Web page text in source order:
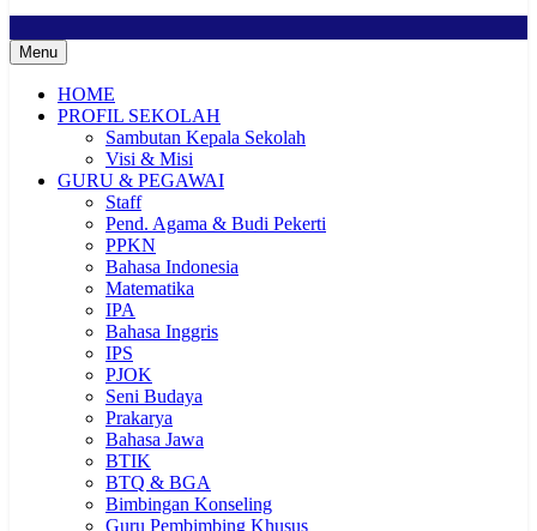
Menu
HOME
PROFIL SEKOLAH
Sambutan Kepala Sekolah
Visi & Misi
GURU & PEGAWAI
Staff
Pend. Agama & Budi Pekerti
PPKN
Bahasa Indonesia
Matematika
IPA
Bahasa Inggris
IPS
PJOK
Seni Budaya
Prakarya
Bahasa Jawa
BTIK
BTQ & BGA
Bimbingan Konseling
Guru Pembimbing Khusus